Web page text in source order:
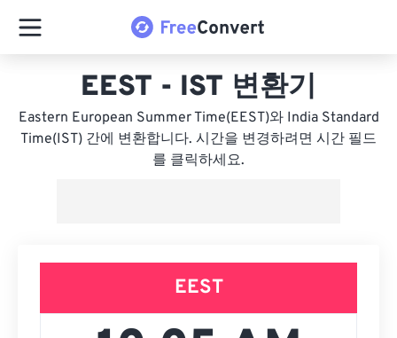
EEST - IST 변환기
Eastern European Summer Time(EEST)와 India Standard
Time(IST) 간에 변환합니다. 시간을 변경하려면 시간 필드
를 클릭하세요.
EEST